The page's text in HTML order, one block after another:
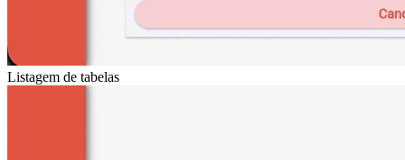
Listagem de tabelas